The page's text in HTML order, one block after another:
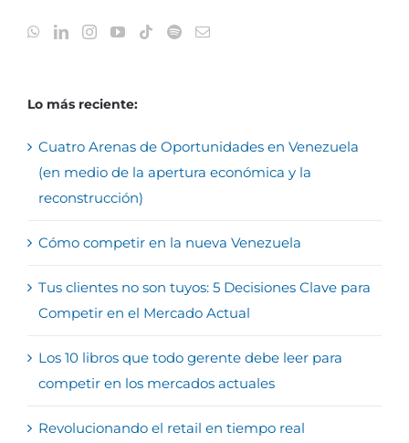
Lo más reciente:
Cuatro Arenas de Oportunidades en Venezuela
(en medio de la apertura económica y la
reconstrucción)
Cómo competir en la nueva Venezuela
Tus clientes no son tuyos: 5 Decisiones Clave para
Competir en el Mercado Actual
Los 10 libros que todo gerente debe leer para
competir en los mercados actuales
Revolucionando el retail en tiempo real